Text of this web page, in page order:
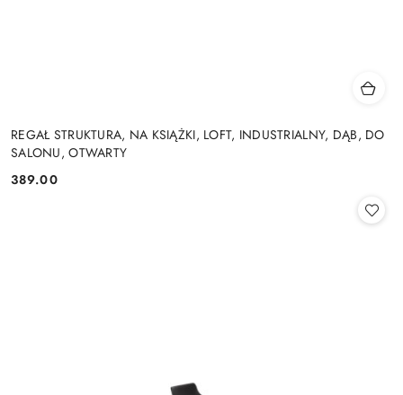
REGAŁ STRUKTURA, NA KSIĄŻKI, LOFT, INDUSTRIALNY, DĄB, DO
SALONU, OTWARTY
Cena:
389.00